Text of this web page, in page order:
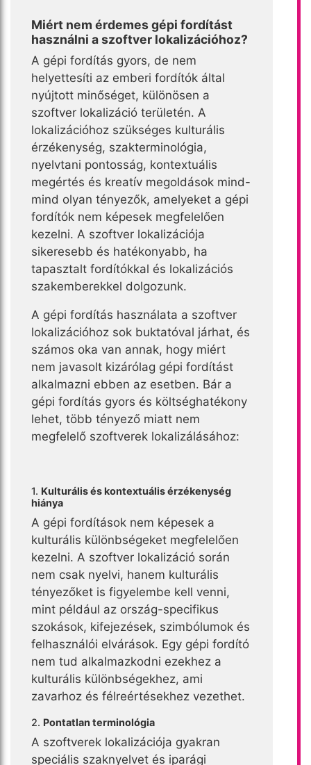
Miért nem érdemes gépi fordítást
használni a szoftver lokalizációhoz?
A gépi fordítás gyors, de nem
helyettesíti az emberi fordítók által
nyújtott minőséget, különösen a
szoftver lokalizáció területén. A
lokalizációhoz szükséges kulturális
érzékenység, szakterminológia,
nyelvtani pontosság, kontextuális
megértés és kreatív megoldások mind-
mind olyan tényezők, amelyeket a gépi
fordítók nem képesek megfelelően
kezelni. A szoftver lokalizációja
sikeresebb és hatékonyabb, ha
tapasztalt fordítókkal és lokalizációs
szakemberekkel dolgozunk.
A gépi fordítás használata a szoftver
lokalizációhoz sok buktatóval járhat, és
számos oka van annak, hogy miért
nem javasolt kizárólag gépi fordítást
alkalmazni ebben az esetben. Bár a
gépi fordítás gyors és költséghatékony
lehet, több tényező miatt nem
megfelelő szoftverek lokalizálásához:
1. Kulturális és kontextuális érzékenység
hiánya
A gépi fordítások nem képesek a
kulturális különbségeket megfelelően
kezelni. A szoftver lokalizáció során
nem csak nyelvi, hanem kulturális
tényezőket is figyelembe kell venni,
mint például az ország-specifikus
szokások, kifejezések, szimbólumok és
felhasználói elvárások. Egy gépi fordító
nem tud alkalmazkodni ezekhez a
kulturális különbségekhez, ami
zavarhoz és félreértésekhez vezethet.
2. Pontatlan terminológia
A szoftverek lokalizációja gyakran
speciális szaknyelvet és iparági